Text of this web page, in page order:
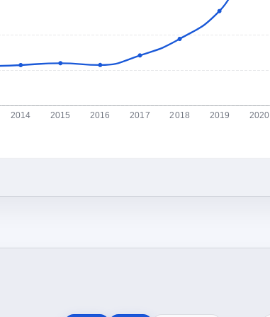
2014 2015 2016 2017 2018 2019 2020